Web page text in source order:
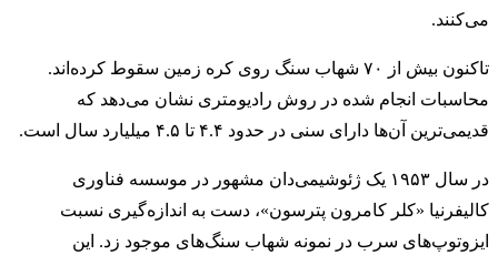
می‌کنند.
تاکنون بیش از ۷۰ شهاب سنگ روی کره زمین سقوط کرده‌اند.
محاسبات انجام شده در روش رادیومتری نشان می‌دهد که
قدیمی‌ترین آن‌ها دارای سنی در حدود ۴.۴ تا ۴.۵ میلیارد سال است.
در سال ۱۹۵۳ یک ژئوشیمی‌دان مشهور در موسسه فناوری
کالیفرنیا «کلر کامرون پترسون»، دست به اندازه‌گیری نسبت
ایزوتوپ‌های سرب در نمونه شهاب سنگ‌های موجود زد. این